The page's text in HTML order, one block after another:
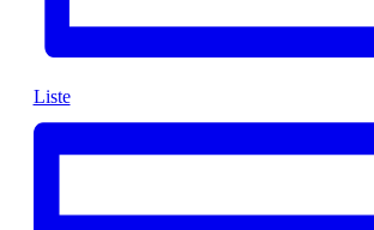
Liste